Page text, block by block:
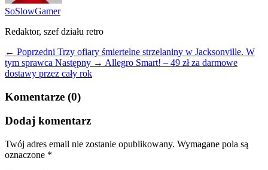
SoSlowGamer
Redaktor, szef działu retro
← Poprzedni Trzy ofiary śmiertelne strzelaniny w Jacksonville. W
tym sprawca Następny → Allegro Smart! – 49 zł za darmowe
dostawy przez cały rok
Komentarze (0)
Dodaj komentarz
Twój adres email nie zostanie opublikowany. Wymagane pola są
oznaczone *